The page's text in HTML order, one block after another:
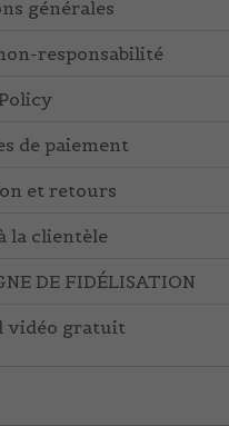
générales
responsabilité
de paiement
et retours
la clientèle
DE FIDÉLISATION
vidéo gratuit